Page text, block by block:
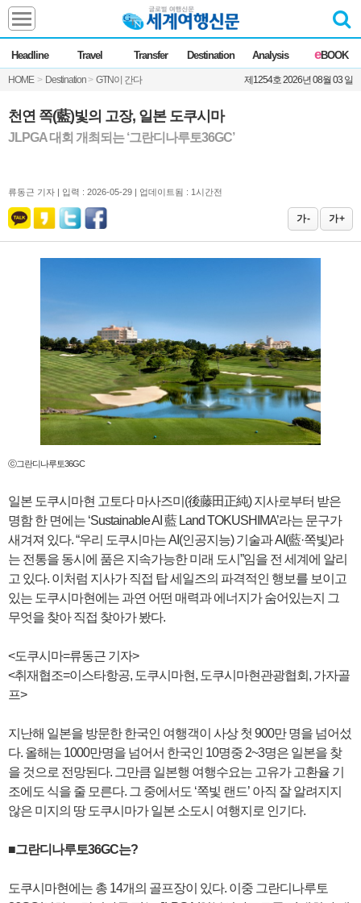
Headline Travel Transfer Destination Analysis eBOOK
HOME > Destination > GTN이 간다 제1254호 2026년 08월 03 일
Headline
전체 News
Commentary Opinion
Focus Marketing
ZoomIn
Transfer
Destination
천연 쪽(藍)빛의 고장, 일본 도쿠시마
JLPGA 대회 개최되는 ‘그란디나루토36GC’
류동근 기자 | 입력 : 2026-05-29 | 업데이트됨 : 1시간전
가 - 가 +
ⓒ그란디나루토36GC
일본 도쿠시마현 고토다 마사즈미(後藤田正純) 지사로부터 받은
명함 한 면에는 ‘Sustainable AI 藍 Land TOKUSHIMA’라는 문구가
새겨져 있다. “우리 도쿠시마는 AI(인공지능) 기술과 AI(藍·쪽빛)라
는 전통을 동시에 품은 지속가능한 미래 도시”임을 전 세계에 알리
고 있다. 이처럼 지사가 직접 탑 세일즈의 파격적인 행보를 보이고
있는 도쿠시마현에는 과연 어떤 매력과 에너지가 숨어있는지 그
무엇을 찾아 직접 찾아가 봤다.
<도쿠시마=류동근 기자>
<취재협조=이스타항공, 도쿠시마현, 도쿠시마현관광협회, 가자골
프>
지난해 일본을 방문한 한국인 여행객이 사상 첫 900만 명을 넘어섰
다. 올해는 1000만명을 넘어서 한국인 10명중 2~3명은 일본을 찾
을 것으로 전망된다. 그만큼 일본행 여행수요는 고유가 고환율 기
조에도 식을 줄 모른다. 그 중에서도 ‘쪽빛 랜드’ 아직 잘 알려지지
않은 미지의 땅 도쿠시마가 일본 소도시 여행지로 인기다.
■그란디나루토36GC는?
도쿠시마현에는 총 14개의 골프장이 있다. 이중 그란디나루토